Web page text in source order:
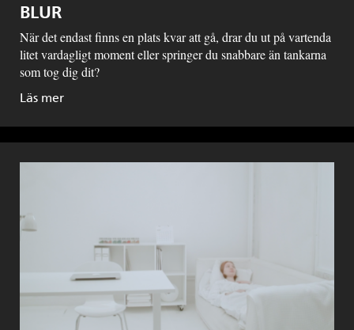
BLUR
När det endast finns en plats kvar att gå, drar du ut på vartenda
litet vardagligt moment eller springer du snabbare än tankarna
som tog dig dit?
Läs mer